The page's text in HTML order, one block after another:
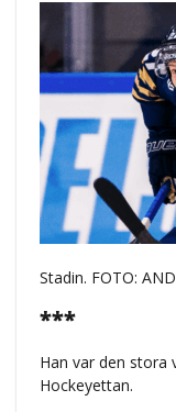
Stadin. FOTO:
***
Han var den stora
Hockeyettan.